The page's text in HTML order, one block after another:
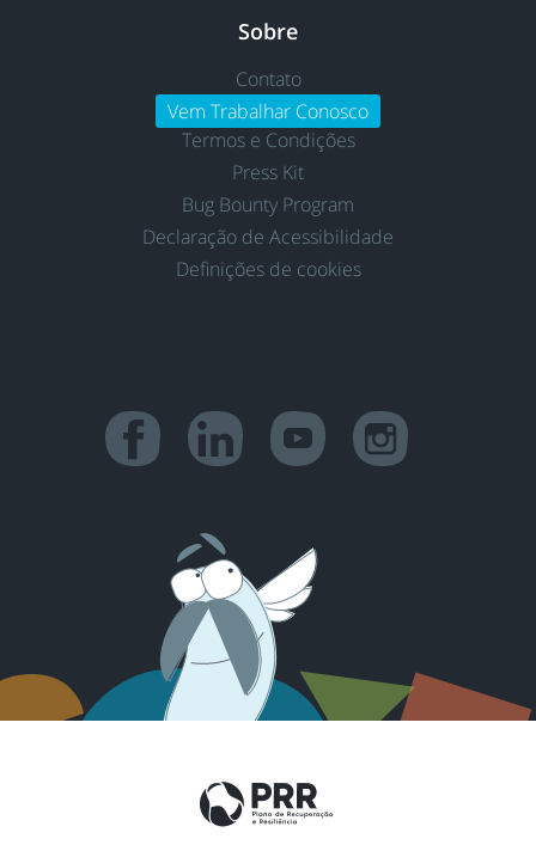
Sobre
Contato
Vem Trabalhar Conosco
Termos e Condições
Press Kit
Bug Bounty Program
Declaração de Acessibilidade
Definições de cookies